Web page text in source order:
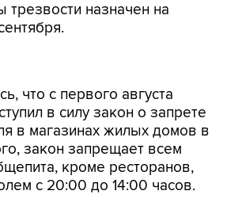
трезвости назначен на
в магазинах жилых домов в
закон запрещает всем
кроме ресторанов,
с 20:00 до 14:00 часов.
в своем послании глава